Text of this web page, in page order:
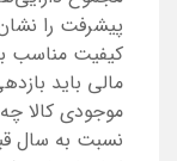
پیشرفت را
کیفیت مناسب
مالی باید
موجودی کالا
نسبت به سال